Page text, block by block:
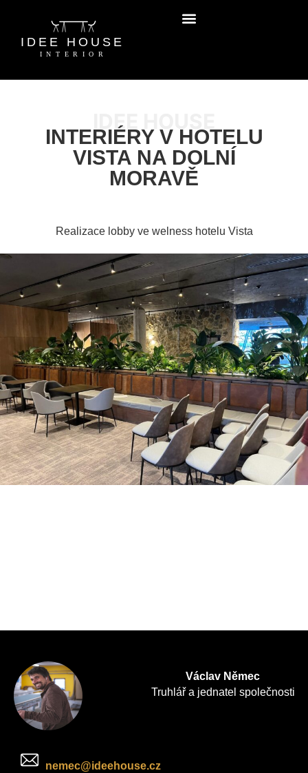
IDEE HOUSE
INTERIÉRY V HOTELU
VISTA NA DOLNÍ
MORAVĚ
Realizace lobby ve welness hotelu Vista
Václav Němec
Truhlář a jednatel společnosti
nemec@ideehouse.cz